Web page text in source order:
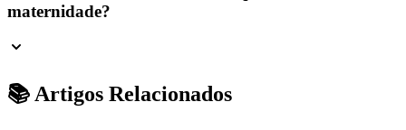
maternidade?
📚 Artigos Relacionados